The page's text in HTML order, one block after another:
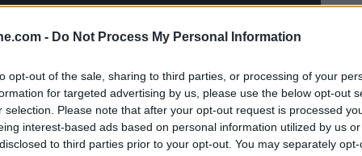
- Do Not Process My Personal Information
opt-out of the sale, sharing to third parties, or processing of your
for targeted advertising by us, please use the below opt-out
selection. Please note that after your opt-out request is processed
interest-based ads based on personal information utilized by us
to third parties prior to your opt-out. You may separately
NEWS